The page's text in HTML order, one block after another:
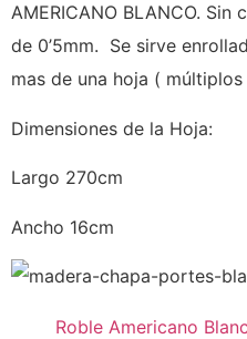
AMERICANO BLANCO.
de 0’5mm. Se sirve
mas de una hoja (
Dimensiones de la Hoja:
Largo 270cm
Ancho 16cm
Roble Americano